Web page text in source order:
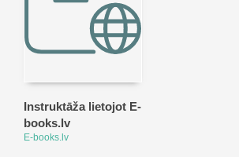
Instruktāža lietojot E-
books.lv
E-books.lv